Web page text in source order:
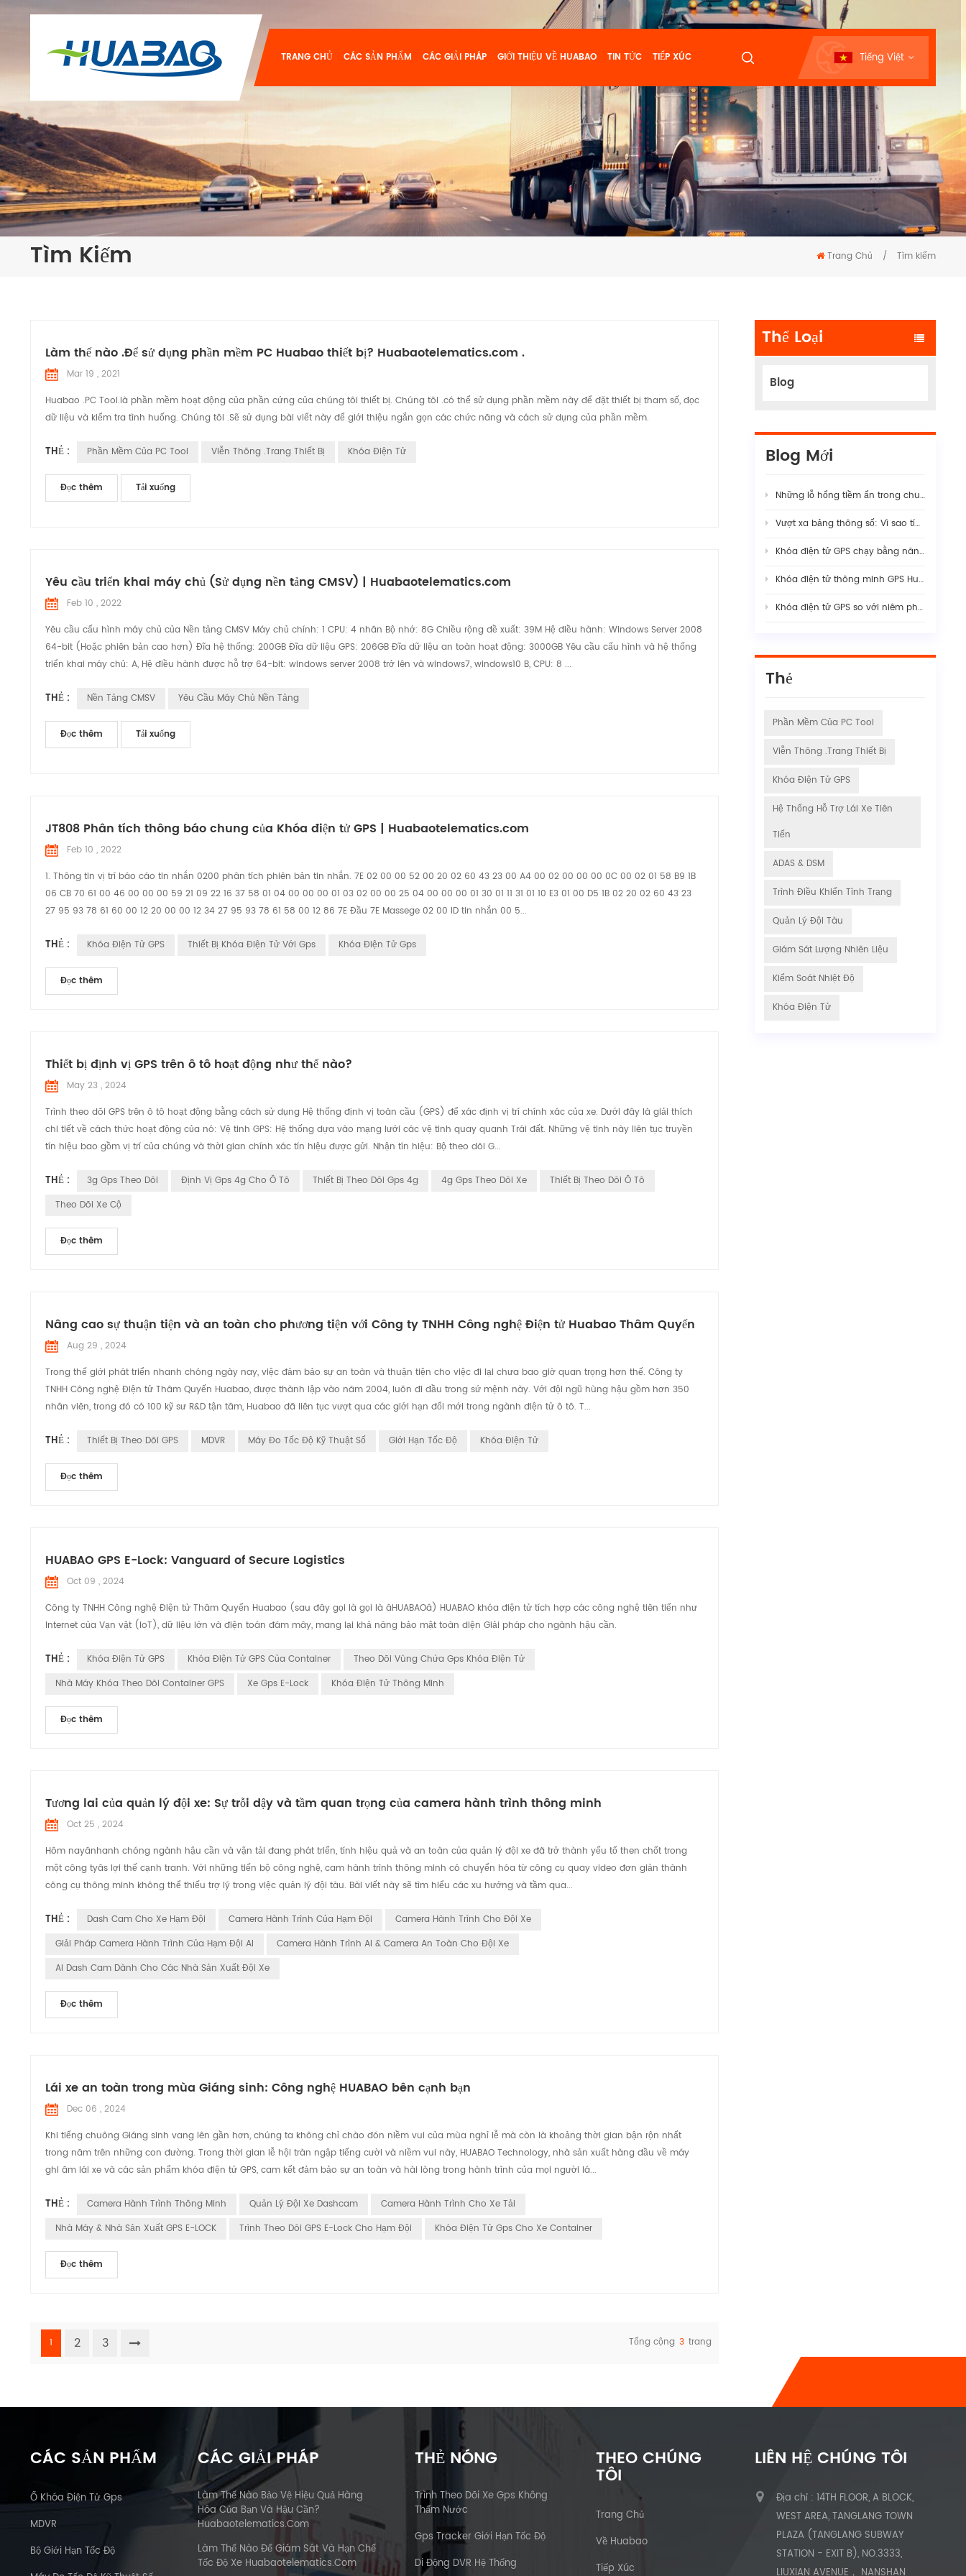
TRANG CHỦ CÁC SẢN PHẨM CÁC GIẢI PHÁP GIỚI THIỆU VỀ HUABAO TIN TỨC TIẾP XÚC Tiếng Việt
Tìm Kiếm Trang Chủ / Tìm kiếm
Làm thế nào .Để sử dụng phần mềm PC Huabao thiết bị? Huabaotelematics.com .
Mar 19 , 2021
Huabao .PC Tool.là phần mềm hoạt động của phần cứng của chúng tôi thiết bị. Chúng tôi .có thể sử dụng phần mềm này để đặt thiết bị tham số, đọc
dữ liệu và kiểm tra tình huống. Chúng tôi .Sẽ sử dụng bài viết này để giới thiệu ngắn gọn các chức năng và cách sử dụng của phần mềm.
THẺ : Phần Mềm Của PC Tool Viễn Thông .Trang Thiết Bị Khóa Điện Tử
Đọc thêm Tải xuống
Yêu cầu triển khai máy chủ (Sử dụng nền tảng CMSV) | Huabaotelematics.com
Feb 10 , 2022
Yêu cầu cấu hình máy chủ của Nền tảng CMSV Máy chủ chính: 1 CPU: 4 nhân Bộ nhớ: 8G Chiều rộng đề xuất: 39M Hệ điều hành: Windows Server 2008
64-bit (Hoặc phiên bản cao hơn) Đĩa hệ thống: 200GB Đĩa dữ liệu GPS: 206GB Đĩa dữ liệu an toàn hoạt động: 3000GB Yêu cầu cấu hình và hệ thống
triển khai máy chủ: A, Hệ điều hành được hỗ trợ 64-bit: windows server 2008 trở lên và windows7, windows10 B, CPU: 8 ...
THẺ : Nền Tảng CMSV Yêu Cầu Máy Chủ Nền Tảng
Đọc thêm Tải xuống
JT808 Phân tích thông báo chung của Khóa điện tử GPS | Huabaotelematics.com
Feb 10 , 2022
1. Thông tin vị trí báo cáo tin nhắn 0200 phân tích phiên bản tin nhắn. 7E 02 00 00 52 00 20 02 60 43 23 00 A4 00 02 00 00 00 0C 00 02 01 58 B9 1B
06 CB 70 61 00 46 00 00 00 59 21 09 22 16 37 58 01 04 00 00 00 01 03 02 00 00 25 04 00 00 00 01 30 01 11 31 01 10 E3 01 00 D5 1B 02 20 02 60 43 23
27 95 93 78 61 60 00 12 20 00 00 12 34 27 95 93 78 61 58 00 12 86 7E Đầu 7E Massege 02 00 ID tin nhắn 00 5...
THẺ : Khóa Điện Tử GPS Thiết Bị Khóa Điện Tử Với Gps Khóa Điện Tử Gps
Đọc thêm
Thiết bị định vị GPS trên ô tô hoạt động như thế nào?
May 23 , 2024
Trình theo dõi GPS trên ô tô hoạt động bằng cách sử dụng Hệ thống định vị toàn cầu (GPS) để xác định vị trí chính xác của xe. Dưới đây là giải thích
chi tiết về cách thức hoạt động của nó: Vệ tinh GPS: Hệ thống dựa vào mạng lưới các vệ tinh quay quanh Trái đất. Những vệ tinh này liên tục truyền
tín hiệu bao gồm vị trí của chúng và thời gian chính xác tín hiệu được gửi. Nhận tín hiệu: Bộ theo dõi G...
THẺ : 3g Gps Theo Dõi Định Vị Gps 4g Cho Ô Tô Thiết Bị Theo Dõi Gps 4g 4g Gps Theo Dõi Xe
Thiết Bị Theo Dõi Ô Tô
Theo Dõi Xe Cộ
Đọc thêm
Nâng cao sự thuận tiện và an toàn cho phương tiện với Công ty TNHH Công nghệ Điện tử Huabao Thâm Quyến
Aug 29 , 2024
Trong thế giới phát triển nhanh chóng ngày nay, việc đảm bảo sự an toàn và thuận tiện cho việc đi lại chưa bao giờ quan trọng hơn thế. Công ty
TNHH Công nghệ Điện tử Thâm Quyến Huabao, được thành lập vào năm 2004, luôn đi đầu trong sứ mệnh này. Với đội ngũ hùng hậu gồm hơn 350
nhân viên, trong đó có 100 kỹ sư R&D tận tâm, Huabao đã liên tục vượt qua các giới hạn đổi mới trong ngành điện tử ô tô. T...
THẺ : Thiết Bị Theo Dõi GPS MDVR Máy Đo Tốc Độ Kỹ Thuật Số Giới Hạn Tốc Độ Khóa Điện Tử
Đọc thêm
HUABAO GPS E-Lock: Vanguard of Secure Logistics
Oct 09 , 2024
Công ty TNHH Công nghệ Điện tử Thâm Quyến Huabao (sau đây gọi là gọi là âHUABAOâ) HUABAO khóa điện tử tích hợp các công nghệ tiên tiến như
Internet của Vạn vật (IoT), dữ liệu lớn và điện toán đám mây, mang lại khả năng bảo mật toàn diện Giải pháp cho ngành hậu cần.
THẺ : Khóa Điện Tử GPS Khóa Điện Tử GPS Của Container
Theo Dõi Vùng Chứa Gps Khóa Điện Tử
Nhà Máy Khóa Theo Dõi Container GPS
Xe Gps E-Lock Khóa Điện Tử Thông Minh
Đọc thêm
Tương lai của quản lý đội xe: Sự trỗi dậy và tầm quan trọng của camera hành trình thông minh
Oct 25 , 2024
Hôm nayânhanh chóng ngành hậu cần và vận tải đang phát triển, tính hiệu quả và an toàn của quản lý đội xe đã trở thành yếu tố then chốt trong
một công tyâs lợi thế cạnh tranh. Với những tiến bộ công nghệ, cam hành trình thông minh có chuyển hóa từ công cụ quay video đơn giản thành
công cụ thông minh không thể thiếu trợ lý trong việc quản lý đội tàu. Bài viết này sẽ tìm hiểu các xu hướng và tầm qua...
THẺ : Dash Cam Cho Xe Hạm Đội Camera Hành Trình Của Hạm Đội
Camera Hành Trình Cho Đội Xe
Giải Pháp Camera Hành Trình Của Hạm Đội AI
Camera Hành Trình AI & Camera An Toàn Cho Đội Xe
AI Dash Cam Dành Cho Các Nhà Sản Xuất Đội Xe
Đọc thêm
Lái xe an toàn trong mùa Giáng sinh: Công nghệ HUABAO bên cạnh bạn
Dec 06 , 2024
Khi tiếng chuông Giáng sinh vang lên gần hơn, chúng ta không chỉ chào đón niềm vui của mùa nghỉ lễ mà còn là khoảng thời gian bận rộn nhất
trong năm trên những con đường. Trong thời gian lễ hội tràn ngập tiếng cười và niềm vui này, HUABAO Technology, nhà sản xuất hàng đầu về máy
ghi âm lái xe và các sản phẩm khóa điện tử GPS, cam kết đảm bảo sự an toàn và hài lòng trong hành trình của mọi người lá...
THẺ : Camera Hành Trình Thông Minh Quản Lý Đội Xe Dashcam
Camera Hành Trình Cho Xe Tải
Nhà Máy & Nhà Sản Xuất GPS E-LOCK
Trình Theo Dõi GPS E-Lock Cho Hạm Đội Khóa Điện Tử Gps Cho Xe Container
Đọc thêm
1 2 3 Tổng cộng 3 trang
Thể Loại
Blog
Blog Mới
Những lỗ hổng tiềm ẩn trong chuỗi cung ứng logistics hiện đại
Vượt xa bảng thông số: Vì sao tính ổn định thực sự của camera hành trình AI cho đội xe đòi hỏi sự kết hợp phần cứng-phần mềm nghiêm ngặt
Khóa điện tử GPS chạy bằng năng lượng mặt trời: Hướng dẫn đầy đủ về bảo mật hàng hóa thông minh năm 2026
Khóa điện tử thông minh GPS Huabao: Cách mạng hóa hiệu quả hải quan và hậu cần xuyên biên giới với kiểm soát biên giới kỹ thuật số.
Khóa điện tử GPS so với niêm phong truyền thống: Nâng cao khả năng giám sát trong an ninh hàng hóa hiện đại
Thẻ
Phần Mềm Của PC Tool
Viễn Thông .Trang Thiết Bị
Khóa Điện Tử GPS
Hệ Thống Hỗ Trợ Lái Xe Tiên
Tiến
ADAS & DSM
Trình Điều Khiển Tình Trạng
Quản Lý Đội Tàu
Giám Sát Lượng Nhiên Liệu
Kiểm Soát Nhiệt Độ
Khóa Điện Tử
CÁC SẢN PHẨM
Ổ Khóa Điện Tử Gps
MDVR
Bộ Giới Hạn Tốc Độ
CÁC GIẢI PHÁP
Làm Thế Nào Bảo Vệ Hiệu Quả Hàng
Hóa Của Bạn Và Hậu Cần?
Huabaotelematics.com
Làm Thế Nào Để Giám Sát Và Hạn Chế
Tốc Độ Xe Huabaotelematics.com
THẺ NÓNG
Trình Theo Dõi Xe Gps Không
Thấm Nước
Gps Tracker Giới Hạn Tốc Độ
Di Động DVR Hệ Thống
THEO CHÚNG
TÔI
Trang Chủ
Về Huabao
Tiếp Xúc
LIÊN HỆ CHÚNG TÔI
Địa chỉ : 14TH FLOOR, A BLOCK,
WEST AREA, TANGLANG TOWN
PLAZA (TANGLANG SUBWAY
STATION - EXIT B), NO.3333,
LIUXIAN AVENUE， NANSHAN